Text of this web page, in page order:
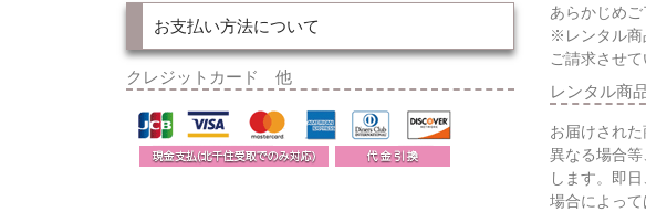
お支払い方法について
クレジットカード 他
あらかじめご
※レンタル商
ご請求させて
レンタル商
お届けされ
異なる場合
します。即
場合によっ